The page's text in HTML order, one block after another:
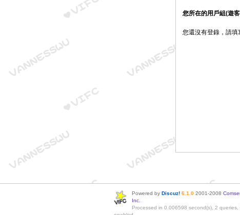
您所在的用戶組(遊
您還沒有登錄，請填
Powered by Discuz! 6.1.0 2001-2008
Inc.
Processed in 0.006598 second(s), 2 queries,